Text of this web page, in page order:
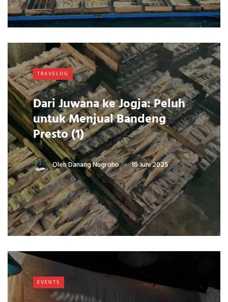
TRAVELOG
Dari Juwana ke Jogja: Peluh
untuk Menjual Bandeng
Presto (1)
OlehDanang Nugroho 18 Juni 2025
EVENTS